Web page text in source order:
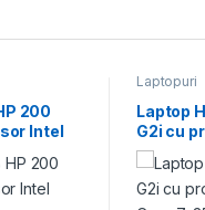
200
Intel
Laptopuri
Laptop
G2i cu
Core 7-